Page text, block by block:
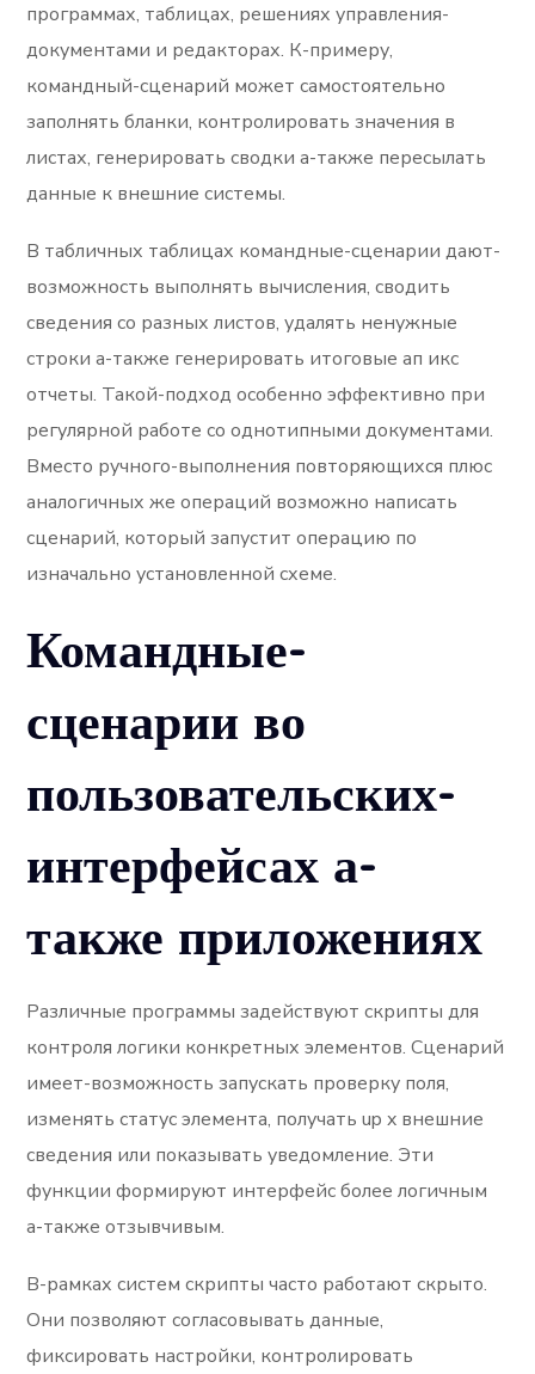
программах, таблицах, решениях управления-
документами и редакторах. К-примеру,
командный-сценарий может самостоятельно
заполнять бланки, контролировать значения в
листах, генерировать сводки а-также пересылать
данные к внешние системы.
В табличных таблицах командные-сценарии дают-
возможность выполнять вычисления, сводить
сведения со разных листов, удалять ненужные
строки а-также генерировать итоговые ап икс
отчеты. Такой-подход особенно эффективно при
регулярной работе со однотипными документами.
Вместо ручного-выполнения повторяющихся плюс
аналогичных же операций возможно написать
сценарий, который запустит операцию по
изначально установленной схеме.
Командные-
сценарии во
пользовательских-
интерфейсах а-
также приложениях
Различные программы задействуют скрипты для
контроля логики конкретных элементов. Сценарий
имеет-возможность запускать проверку поля,
изменять статус элемента, получать up x внешние
сведения или показывать уведомление. Эти
функции формируют интерфейс более логичным
а-также отзывчивым.
В-рамках систем скрипты часто работают скрыто.
Они позволяют согласовывать данные,
фиксировать настройки, контролировать